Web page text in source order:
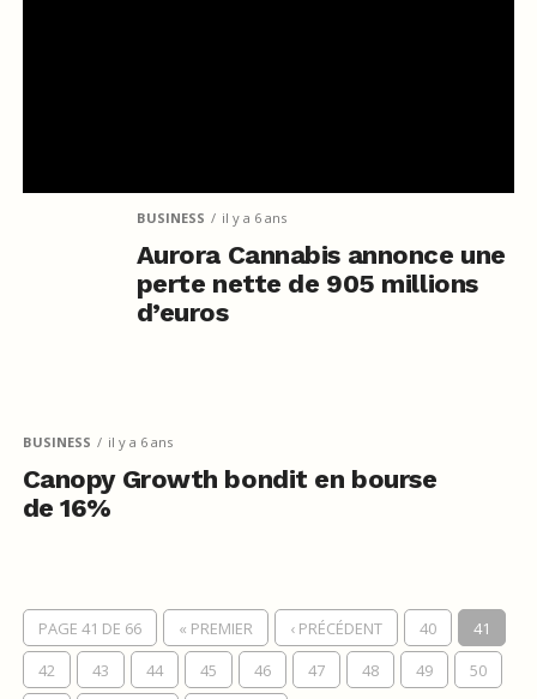
BUSINESS il y a 6 ans
Aurora Cannabis annonce une
perte nette de 905 millions
d’euros
BUSINESS il y a 6 ans
Canopy Growth bondit en bourse
de 16%
PAGE 41 DE 66 « PREMIER ‹ PRÉCÉDENT 40
41
42
43 44 45 46 47 48 49
50